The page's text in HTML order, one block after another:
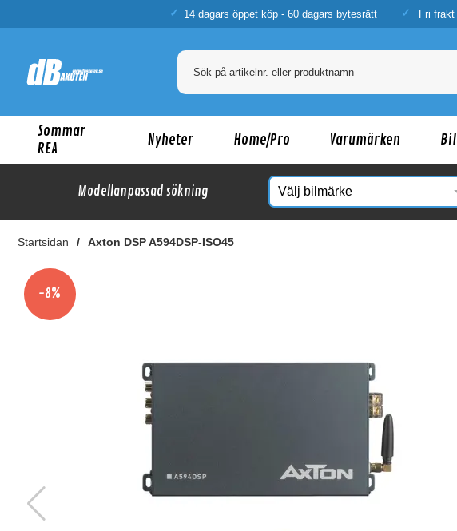
14 dagars öppet köp - 60 dagars bytesrätt Fri
Sommar
REA
Nyheter Home/Pro Varumärken
Modellanpassad sökning
Startsidan Axton DSP A594DSP-ISO45
Kanske
-8%